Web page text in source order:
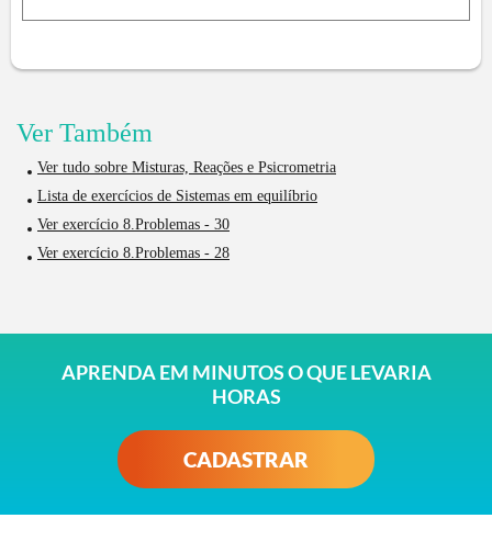
Ver Também
Ver tudo sobre Misturas, Reações e Psicrometria
Lista de exercícios de Sistemas em equilíbrio
Ver exercício 8.Problemas - 30
Ver exercício 8.Problemas - 28
APRENDA EM MINUTOS O QUE LEVARIA
HORAS
CADASTRAR